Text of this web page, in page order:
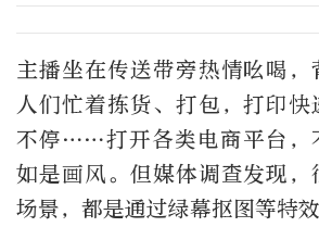
主播坐在传送带旁热情吆喝，
人们忙着拣货、打包，打印快
不停……打开各类电商平台，
如是画风。但媒体调查发现，
场景，都是通过绿幕抠图等特效